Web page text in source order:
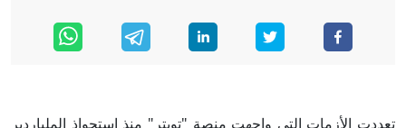
تعددت الأزمات التي واجهت منصة "تويتر" منذ استحواذ الملياردير